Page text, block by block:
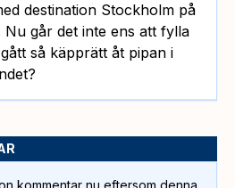
destination Stockholm på
Nu går det inte ens att fylla
så käpprätt åt pipan i